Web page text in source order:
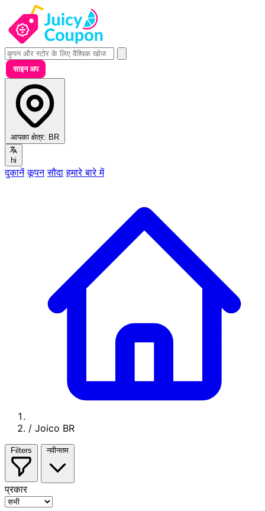
साइन अप
आपका क्षेत्र: BR
hi
दुकानें कूपन सौदा हमारे बारे में
/ Joico BR
Filters नवीनतम
प्रकार